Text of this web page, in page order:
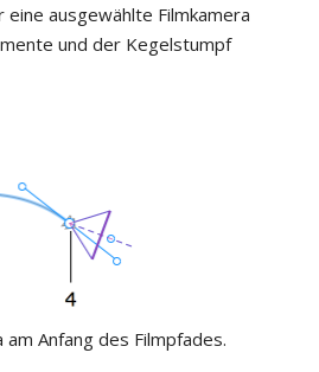
ausgewählte Filmkamera
und der Kegelstumpf
Anfang des Filmpfades.